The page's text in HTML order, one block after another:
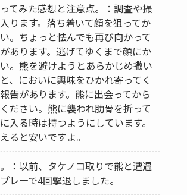
てみた感想と注意点。：調査や撮
ります。落ち着いて顔を狙ってか
。ちょっと怯んでも再び向かって
あります。逃げてゆくまで顔にか
。熊を避けようとあらかじめ撒い
、においに興味をひかれ寄ってく
告があります。熊に出会ってから
ださい。熊に襲われ肋骨を折って
入る時は持つようにしています。
ると安いですよ。
：以前、タケノコ取りで熊と遭遇
レーで4回撃退しました。